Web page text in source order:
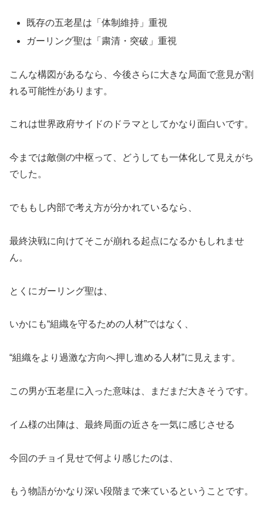
既存の五老星は「体制維持」重視
ガーリング聖は「粛清・突破」重視
こんな構図があるなら、今後さらに大きな局面で意見が割
れる可能性があります。
これは世界政府サイドのドラマとしてかなり面白いです。
今までは敵側の中枢って、どうしても一体化して見えがち
でした。
でももし内部で考え方が分かれているなら、
最終決戦に向けてそこが崩れる起点になるかもしれませ
ん。
とくにガーリング聖は、
いかにも“組織を守るための人材”ではなく、
“組織をより過激な方向へ押し進める人材”に見えます。
この男が五老星に入った意味は、まだまだ大きそうです。
イム様の出陣は、最終局面の近さを一気に感じさせる
今回のチョイ見せで何より感じたのは、
もう物語がかなり深い段階まで来ているということです。